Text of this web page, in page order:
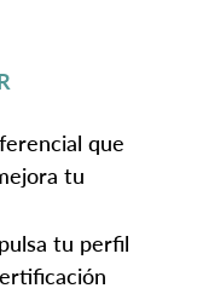
que
tu
tu perfil